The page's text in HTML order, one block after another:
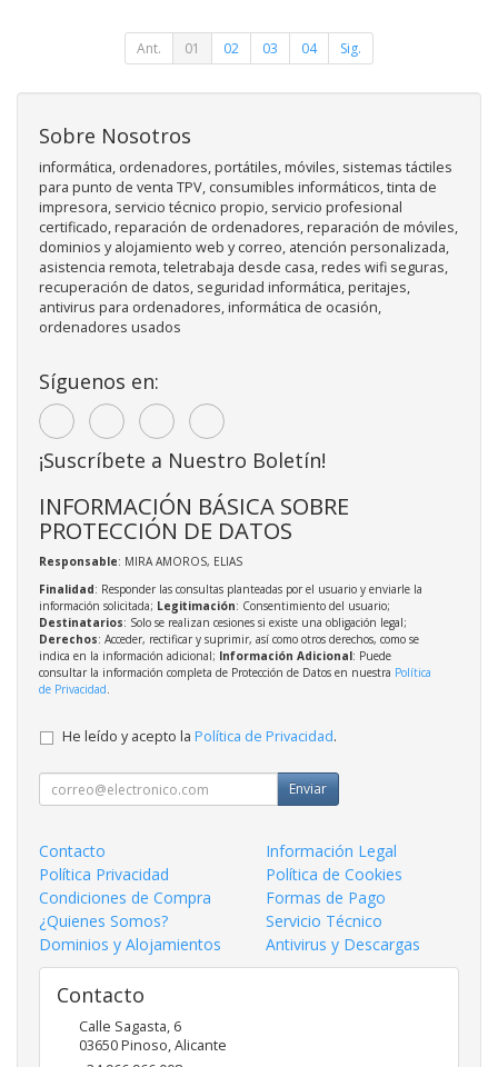
Ant. 01 02 03 04 Sig.
Sobre Nosotros
informática, ordenadores, portátiles, móviles, sistemas táctiles
para punto de venta TPV, consumibles informáticos, tinta de
impresora, servicio técnico propio, servicio profesional
certificado, reparación de ordenadores, reparación de móviles,
dominios y alojamiento web y correo, atención personalizada,
asistencia remota, teletrabaja desde casa, redes wifi seguras,
recuperación de datos, seguridad informática, peritajes,
antivirus para ordenadores, informática de ocasión,
ordenadores usados
Síguenos en:
¡Suscríbete a Nuestro Boletín!
INFORMACIÓN BÁSICA SOBRE
PROTECCIÓN DE DATOS
Responsable: MIRA AMOROS, ELIAS
Finalidad: Responder las consultas planteadas por el usuario y enviarle la
información solicitada; Legitimación: Consentimiento del usuario;
Destinatarios: Solo se realizan cesiones si existe una obligación legal;
Derechos: Acceder, rectificar y suprimir, así como otros derechos, como se
indica en la información adicional; Información Adicional: Puede
consultar la información completa de Protección de Datos en nuestra Política
de Privacidad.
He leído y acepto la Política de Privacidad.
Enviar
Contacto
Información Legal
Política Privacidad
Política de Cookies
Condiciones de Compra
Formas de Pago
¿Quienes Somos?
Servicio Técnico
Dominios y Alojamientos
Antivirus y Descargas
Contacto
Calle Sagasta, 6
03650Pinoso,Alicante